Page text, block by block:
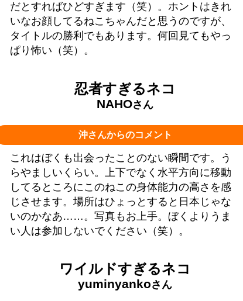
だとすればひどすぎます（笑）。ホントはきれ
いなお顔してるねこちゃんだと思うのですが、
タイトルの勝利でもあります。何回見てもやっ
ぱり怖い（笑）。
忍者すぎるネコ
NAHOさん
沖さんからのコメント
これはぼくも出会ったことのない瞬間です。う
らやましいくらい。上下でなく水平方向に移動
してるところにこのねこの身体能力の高さを感
じさせます。場所はひょっとすると日本じゃな
いのかなあ……。写真もお上手。ぼくよりうま
い人は参加しないでください（笑）。
ワイルドすぎるネコ
yuminyankoさん